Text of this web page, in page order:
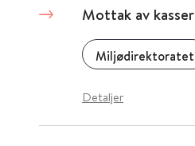
Mottak av
Miljødirektoratet
Detaljer